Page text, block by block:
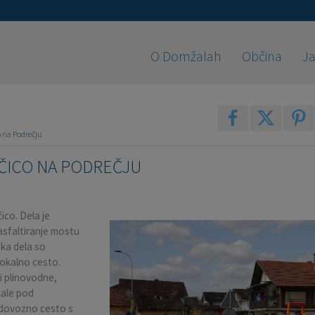
O Domžalah Občina
Podrečju
NA PODREČJU
Dela je
mostu
dela so
cesto.
plinovodne,
pod
cesto s